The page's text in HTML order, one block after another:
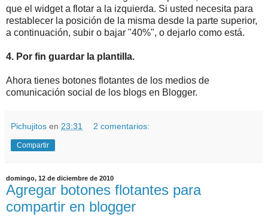
que el widget a flotar a la izquierda. Si usted necesita para
restablecer la posición de la misma desde la parte superior,
a continuación, subir o bajar "40%", o dejarlo como está.
4. Por fin guardar la plantilla.
Ahora tienes botones flotantes de los medios de
comunicación social de los blogs en Blogger.
Pichujitos en 23:31 2 comentarios:
Compartir
domingo, 12 de diciembre de 2010
Agregar botones flotantes para
compartir en blogger